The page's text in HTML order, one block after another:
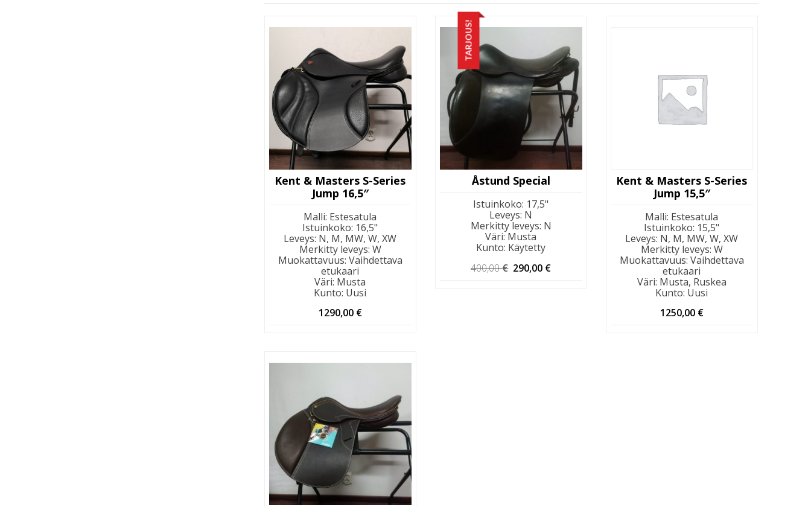
Kent & Masters S-Series
Jump 16,5″
Malli: Estesatula
Istuinkoko: 16,5"
Leveys: N, M, MW, W, XW
Merkitty leveys: W
Muokattavuus: Vaihdettava
etukaari
Väri: Musta
Kunto: Uusi
1290,00 €
TARJOUS!
Åstund Special
Istuinkoko: 17,5"
Leveys: N
Merkitty leveys: N
Väri: Musta
Kunto: Käytetty
400,00€ Alkuperäinen
290,00 €
Kent & Masters S-Series
Jump 15,5″
Malli: Estesatula
Istuinkoko: 15,5"
Leveys: N, M, MW, W, XW
Merkitty leveys: W
Muokattavuus: Vaihdettava
etukaari
Väri: Musta, Ruskea
Kunto: Uusi
1250,00 €